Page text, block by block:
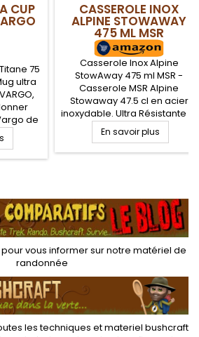
CUP
75
ultra
de
servir
CASSEROLE INOX
ALPINE STOWAWAY
475 ML MSR
Casserole Inox Alpine
StowAway 475 ml MSR -
Casserole MSR Alpine
Stowaway 47.5 cl en acier
inoxydable. Ultra Résistante la
casserole Alpine Stowaway
MSR possède des poignées
à charnières pour soulever le
apporte stabilité dans votre
sac à dos
En savoir plus
pour vous informer sur notre matériel de
randonnée
les techniques etmateriel bushcraft